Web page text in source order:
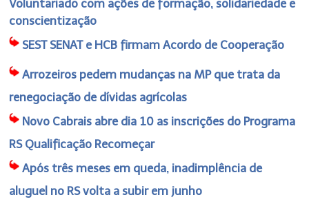
Voluntariado com ações de formação, solidariedade e
conscientização
SEST SENAT e HCB firmam Acordo de Cooperação
Arrozeiros pedem mudanças na MP que trata da
renegociação de dívidas agrícolas
Novo Cabrais abre dia 10 as inscrições do Programa
RS Qualificação Recomeçar
Após três meses em queda, inadimplência de
aluguel no RS volta a subir em junho